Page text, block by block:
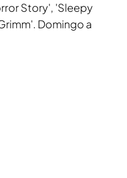
Story', 'Sleepy
Domingo a